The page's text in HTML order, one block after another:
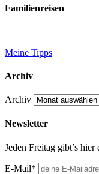
Familienreisen
Meine Tipps
Archiv
Archiv
Newsletter
Jeden Freitag gibt’s
E-Mail*